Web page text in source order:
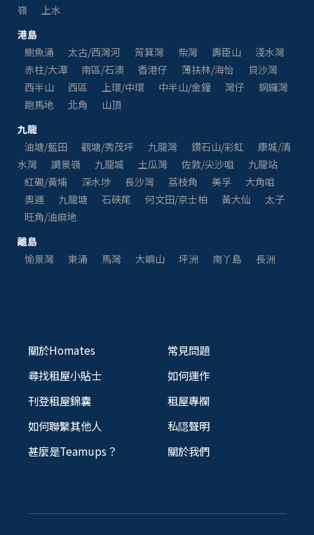
嶺
上水
港島
鰂魚涌
太古/西灣河 筲箕灣 柴灣 壽臣山
淺水灣
赤柱/大潭
南區/石澳 香港仔 薄扶林/海怡
貝沙灣
西半山
西區 上環/中環 中半山/金鐘 灣仔
銅鑼灣
跑馬地
北角
山頂
九龍
油塘/藍田
觀塘/秀茂坪 九龍灣 鑽石山/彩虹
康城/清
水灣
調景嶺 九龍城 土瓜灣 佐敦/尖沙咀
九龍站
紅磡/黃埔
深水埗 長沙灣 荔枝角 美孚
大角咀
奧運
九龍塘 石硤尾 何文田/京士柏 黃大仙
太子
旺角/油麻地
離島
愉景灣
東涌 馬灣 大嶼山 坪洲 南丫島 長洲
關於Homates
尋找租屋小貼士
刊登租屋錦囊
如何聯繫其他人
甚麼是Teamups？
常見問題
如何運作
租屋專欄
私隠聲明
關於我們